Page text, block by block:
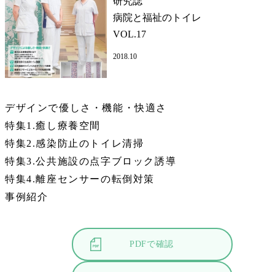
病院と福祉のトイレ
VOL.17
2018.10
デザインで優しさ・機能・快適さ
特集1.癒し療養空間
特集2.感染防止のトイレ清掃
特集3.公共施設の点字ブロック誘導
特集4.離座センサーの転倒対策
事例紹介
PDFで確認